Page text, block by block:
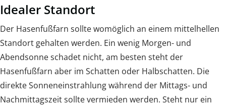
Idealer Standort
Der Hasenfußfarn sollte womöglich an einem mittelhellen
Standort gehalten werden. Ein wenig Morgen- und
Abendsonne schadet nicht, am besten steht der
Hasenfußfarn aber im Schatten oder Halbschatten. Die
direkte Sonneneinstrahlung während der Mittags- und
Nachmittagszeit sollte vermieden werden. Steht nur ein